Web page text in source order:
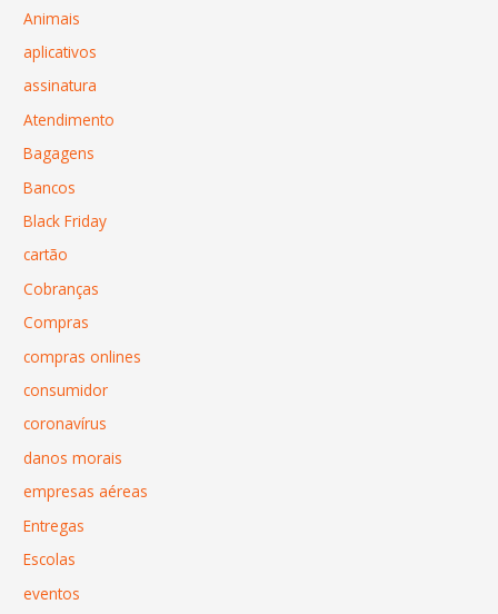
Animais
aplicativos
assinatura
Atendimento
Bagagens
Bancos
Black Friday
cartão
Cobranças
Compras
compras onlines
consumidor
coronavírus
danos morais
empresas aéreas
Entregas
Escolas
eventos